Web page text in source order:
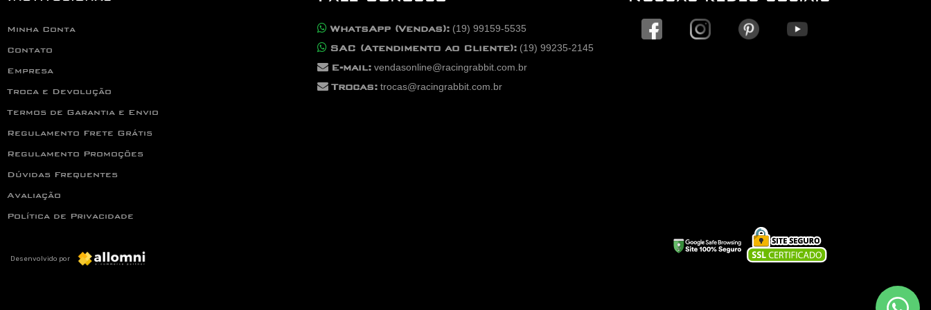
Minha Conta
Contato
Empresa
Troca e Devolução
Termos de Garantia e Envio
Regulamento Frete Grátis
Regulamento Promoções
Dúvidas Frequentes
Avaliação
Política de Privacidade
WhatsApp (Vendas): (19) 99159-5535
SAC (Atendimento ao Cliente): (19) 99235-2145
E-mail: vendasonline@racingrabbit.com.br
Trocas: trocas@racingrabbit.com.br
Desenvolvido por